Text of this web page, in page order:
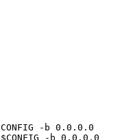
-b 0.0.0.0
$CONFIG -b 0.0.0.0